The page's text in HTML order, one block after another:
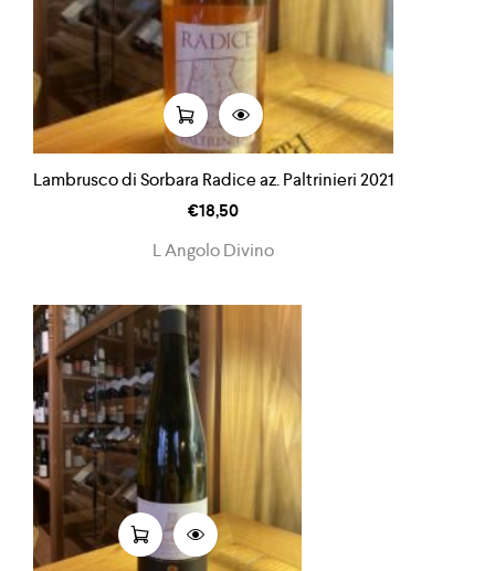
Lambrusco di Sorbara Radice az. Paltrinieri 2021
€18,50
L Angolo Divino